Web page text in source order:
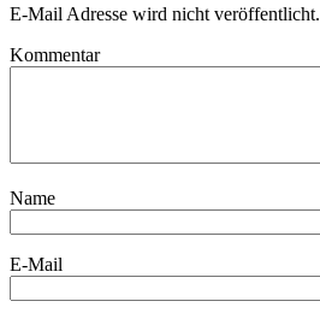
E-Mail Adresse wird nicht veröffentlicht.
Kommentar
Name
E-Mail